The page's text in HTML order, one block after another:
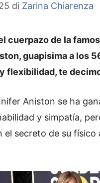
di Zarina Chiarenza
cuerpazo de la
guapisima a los
flexibilidad, te
Aniston se ha
y simpatía,
el secreto de su físico